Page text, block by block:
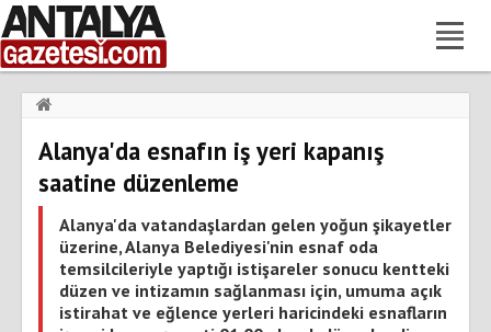
Alanya'da esnafın iş yeri kapanış saatine düzenleme
Alanya'da esnafın iş yeri kapanış
saatine düzenleme
Alanya'da vatandaşlardan gelen yoğun şikayetler
üzerine, Alanya Belediyesi'nin esnaf oda
temsilcileriyle yaptığı istişareler sonucu kentteki
düzen ve intizamın sağlanması için, umuma açık
istirahat ve eğlence yerleri haricindeki esnafların